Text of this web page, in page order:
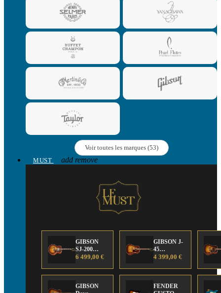
Voir toutes les marques (53)
MUST
add remove
GIBSON
SJ-200
Anniversary
Edition
6 499,00 €
GIBSON J-
45
Anniversary
Edition
4 399,00 €
GIBSON
FENDER